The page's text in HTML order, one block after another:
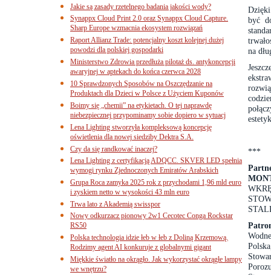
być
na
***
Jakie są zasady rzetelnego badania jakości wody?
Synappx Cloud Print 2.0 oraz Synappx Cloud Capture.
Sharp Europe wzmacnia ekosystem rozwiązań
Raport Allianz Trade: potencjalny koszt kolejnej dużej
powodzi dla polskiej gospodarki
Ministerstwo Zdrowia przedłuża pilotaż ds. antykoncepcji
awaryjnej w aptekach do końca czerwca 2028
10 Sprawdzonych Sposobów na Oszczędzanie na
Produktach dla Dzieci w Polsce z Użyciem Kuponów
Boimy się „chemii” na etykietach. O tej naprawdę
niebezpiecznej przypominamy sobie dopiero w sytuacj
Lena Lighting stworzyła kompleksową koncepcję
oświetlenia dla nowej siedziby Dektra S.A.
Czy da się randkować inaczej?
Lena Lighting z certyfikacją ADQCC. SKVER LED spełnia
wymogi rynku Zjednoczonych Emiratów Arabskich
Grupa Roca zamyka 2025 rok z przychodami 1,96 mld euro
i zyskiem netto w wysokości 43 mln euro
Trwa lato z Akademią swisspor
Nowy odkurzacz pionowy 2w1 Cecotec Conga Rockstar
RS50
Polska technologia idzie łeb w łeb z Doliną Krzemową.
Rodzimy agent AI konkuruje z globalnymi gigant
Miękkie światło na okrągło. Jak wykorzystać okrągłe lampy
we wnętrzu?